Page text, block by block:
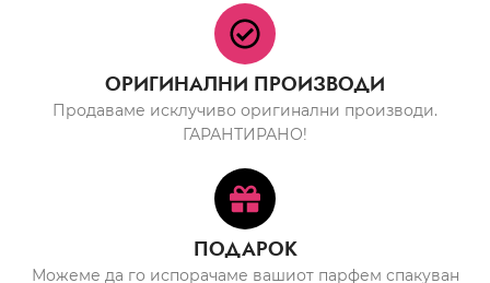
ОРИГИНАЛНИ ПРОИЗВОДИ
Продаваме исклучиво оригинални производи.
ГАРАНТИРАНО!
ПОДАРОК
Можеме да го испорачаме вашиот парфем спакуван